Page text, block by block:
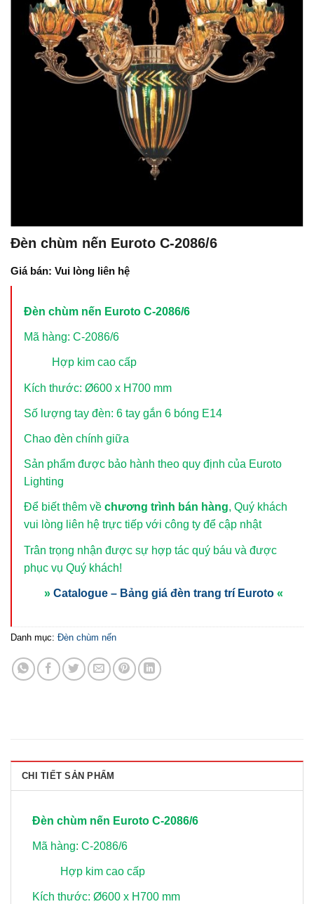
Đèn chùm nến Euroto C-2086/6
Giá bán: Vui lòng liên hệ
Đèn chùm nến Euroto C-2086/6
Mã hàng: C-2086/6
Hợp kim cao cấp
Kích thước: Ø600 x H700 mm
Số lượng tay đèn: 6 tay gắn 6 bóng E14
Chao đèn chính giữa
Sản phẩm được bảo hành theo quy định của Euroto
Lighting
Để biết thêm về chương trình bán hàng, Quý khách
vui lòng liên hệ trực tiếp với công ty để cập nhật
Trân trọng nhận được sự hợp tác quý báu và được
phục vụ Quý khách!
» Catalogue – Bảng giá đèn trang trí Euroto «
Danh mục: Đèn chùm nến
CHI TIẾT SẢN PHẨM
Đèn chùm nến Euroto C-2086/6
Mã hàng: C-2086/6
Hợp kim cao cấp
Kích thước: Ø600 x H700 mm